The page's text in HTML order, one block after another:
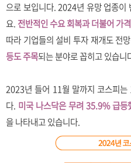
으로 보입니다. 2024년 유망 업종이
요. 전반적인 수요 회복과 더불어 가
따라 기업들의 설비 투자 재개도 전
등도 주목되는 분야로 꼽히고 있습니
2023년 들어 11월 말까지 코스피
다. 미국 나스닥은 무려 35.9% 급
을 나타내고 있습니다.